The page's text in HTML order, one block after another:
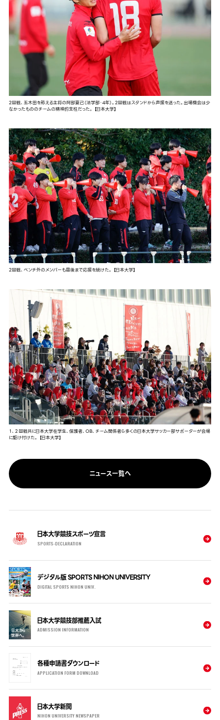
2回戦、五木田を称える主将の阿部夏己（法学部・4年）。2回戦はスタンドから声援を送った。出場機会は少
なかったもののチームの精神的支柱だった。 【日本大学】
2回戦、ベンチ外のメンバーも最後まで応援を続けた。 【日本大学】
１、２回戦共に日本大学在学生、保護者、OB、チーム関係者ら多くの日本大学サッカー部サポーターが会場
に駆け付けた。 【日本大学】
ニュース一覧へ
日本大学競技スポーツ宣言
SPORTS-DECLARATION
デジタル版 SPORTS NIHON UNIVERSITY
DIGITAL SPORTS NIHON UNIV.
日本大学競技部推薦入試
ADMISSION INFORMATION
各種申請書ダウンロード
APPLICATION FORM DOWNLOAD
日本大学新聞
NIHON UNIVERSITY NEWSPAPER